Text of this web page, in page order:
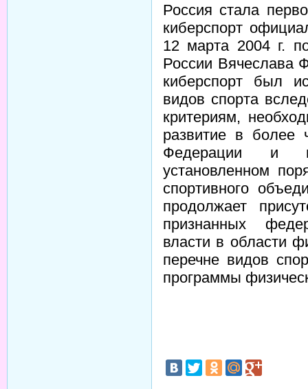
Россия стала
киберспорт
12 марта 2004 г.
России Вячеслава
киберспорт был
видов спорта
критериям,
развитие в более
Федерации и
установленном
спортивного
продолжает
признанных
власти в области
перечне видов
программы